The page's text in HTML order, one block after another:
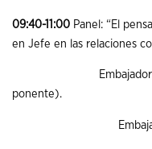
09:40-11:00 Panel: “El
en Jefe en las relaciones
Embajador Giraldo
ponente).
Embajador